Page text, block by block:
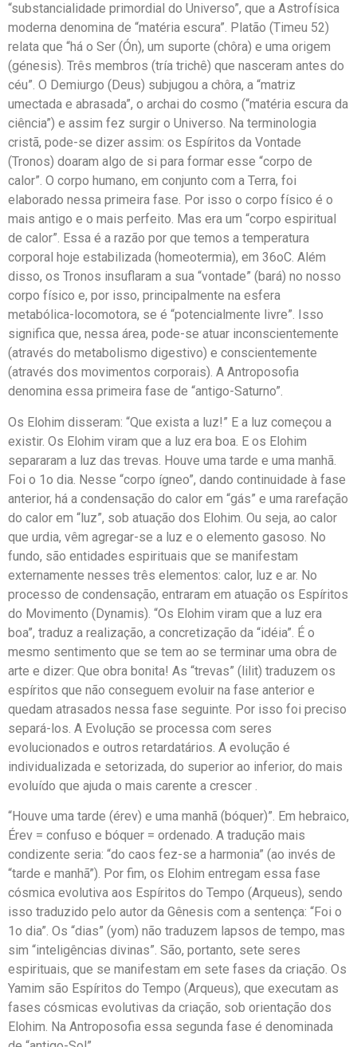
“substancialidade primordial do Universo”, que a Astrofísica
moderna denomina de “matéria escura”. Platão (Timeu 52)
relata que “há o Ser (Ón), um suporte (chôra) e uma origem
(génesis). Três membros (tría trichê) que nasceram antes do
céu”. O Demiurgo (Deus) subjugou a chôra, a “matriz
umectada e abrasada”, o archai do cosmo (“matéria escura da
ciência”) e assim fez surgir o Universo. Na terminologia
cristã, pode-se dizer assim: os Espíritos da Vontade
(Tronos) doaram algo de si para formar esse “corpo de
calor”. O corpo humano, em conjunto com a Terra, foi
elaborado nessa primeira fase. Por isso o corpo físico é o
mais antigo e o mais perfeito. Mas era um “corpo espiritual
de calor”. Essa é a razão por que temos a temperatura
corporal hoje estabilizada (homeotermia), em 36oC. Além
disso, os Tronos insuflaram a sua “vontade” (bará) no nosso
corpo físico e, por isso, principalmente na esfera
metabólica-locomotora, se é “potencialmente livre”. Isso
significa que, nessa área, pode-se atuar inconscientemente
(através do metabolismo digestivo) e conscientemente
(através dos movimentos corporais). A Antroposofia
denomina essa primeira fase de “antigo-Saturno”.
Os Elohim disseram: “Que exista a luz!” E a luz começou a
existir. Os Elohim viram que a luz era boa. E os Elohim
separaram a luz das trevas. Houve uma tarde e uma manhã.
Foi o 1o dia. Nesse “corpo ígneo”, dando continuidade à fase
anterior, há a condensação do calor em “gás” e uma rarefação
do calor em “luz”, sob atuação dos Elohim. Ou seja, ao calor
que urdia, vêm agregar-se a luz e o elemento gasoso. No
fundo, são entidades espirituais que se manifestam
externamente nesses três elementos: calor, luz e ar. No
processo de condensação, entraram em atuação os Espíritos
do Movimento (Dynamis). “Os Elohim viram que a luz era
boa”, traduz a realização, a concretização da “idéia”. É o
mesmo sentimento que se tem ao se terminar uma obra de
arte e dizer: Que obra bonita! As “trevas” (lilit) traduzem os
espíritos que não conseguem evoluir na fase anterior e
quedam atrasados nessa fase seguinte. Por isso foi preciso
separá-los. A Evolução se processa com seres
evolucionados e outros retardatários. A evolução é
individualizada e setorizada, do superior ao inferior, do mais
evoluído que ajuda o mais carente a crescer .
“Houve uma tarde (érev) e uma manhã (bóquer)”. Em hebraico,
Érev = confuso e bóquer = ordenado. A tradução mais
condizente seria: “do caos fez-se a harmonia” (ao invés de
“tarde e manhã”). Por fim, os Elohim entregam essa fase
cósmica evolutiva aos Espíritos do Tempo (Arqueus), sendo
isso traduzido pelo autor da Gênesis com a sentença: “Foi o
1o dia”. Os “dias” (yom) não traduzem lapsos de tempo, mas
sim “inteligências divinas”. São, portanto, sete seres
espirituais, que se manifestam em sete fases da criação. Os
Yamim são Espíritos do Tempo (Arqueus), que executam as
fases cósmicas evolutivas da criação, sob orientação dos
Elohim. Na Antroposofia essa segunda fase é denominada